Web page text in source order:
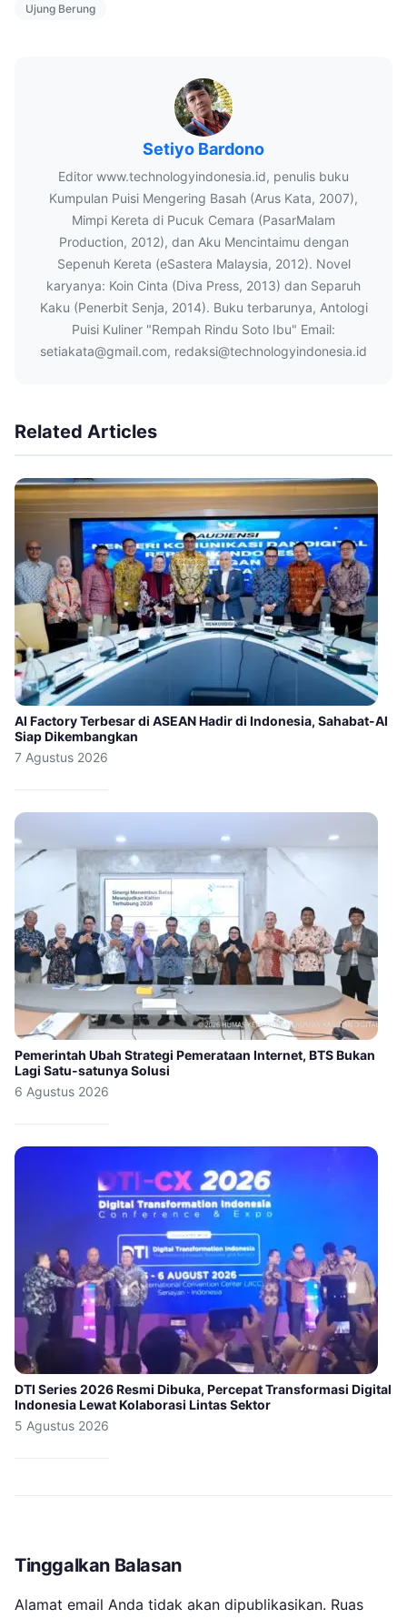
Ujung Berung
Setiyo Bardono
Editor www.technologyindonesia.id, penulis buku
Kumpulan Puisi Mengering Basah (Arus Kata, 2007),
Mimpi Kereta di Pucuk Cemara (PasarMalam
Production, 2012), dan Aku Mencintaimu dengan
Sepenuh Kereta (eSastera Malaysia, 2012). Novel
karyanya: Koin Cinta (Diva Press, 2013) dan Separuh
Kaku (Penerbit Senja, 2014). Buku terbarunya, Antologi
Puisi Kuliner "Rempah Rindu Soto Ibu" Email:
setiakata@gmail.com, redaksi@technologyindonesia.id
Related Articles
AI Factory Terbesar di ASEAN Hadir di Indonesia, Sahabat-AI
Siap Dikembangkan
7 Agustus 2026
Pemerintah Ubah Strategi Pemerataan Internet, BTS Bukan
Lagi Satu-satunya Solusi
6 Agustus 2026
DTI Series 2026 Resmi Dibuka, Percepat Transformasi Digital
Indonesia Lewat Kolaborasi Lintas Sektor
5 Agustus 2026
Tinggalkan Balasan
Alamat email Anda tidak akan dipublikasikan. Ruas